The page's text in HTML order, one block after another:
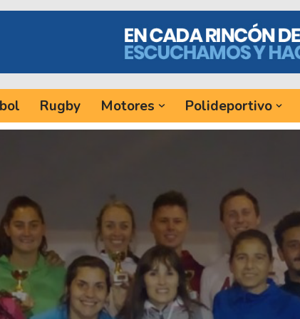
Rugby Motores Polideportivo